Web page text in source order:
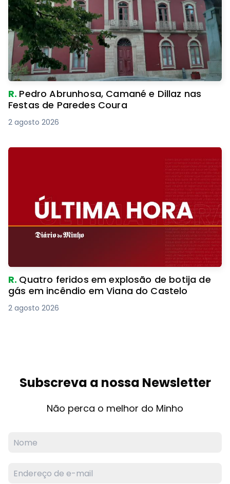
R. Pedro Abrunhosa, Camané e Dillaz nas
Festas de Paredes Coura
2 agosto 2026
R. Quatro feridos em explosão de botija de
gás em incêndio em Viana do Castelo
2 agosto 2026
Subscreva a nossa Newsletter
Não perca o melhor do Minho